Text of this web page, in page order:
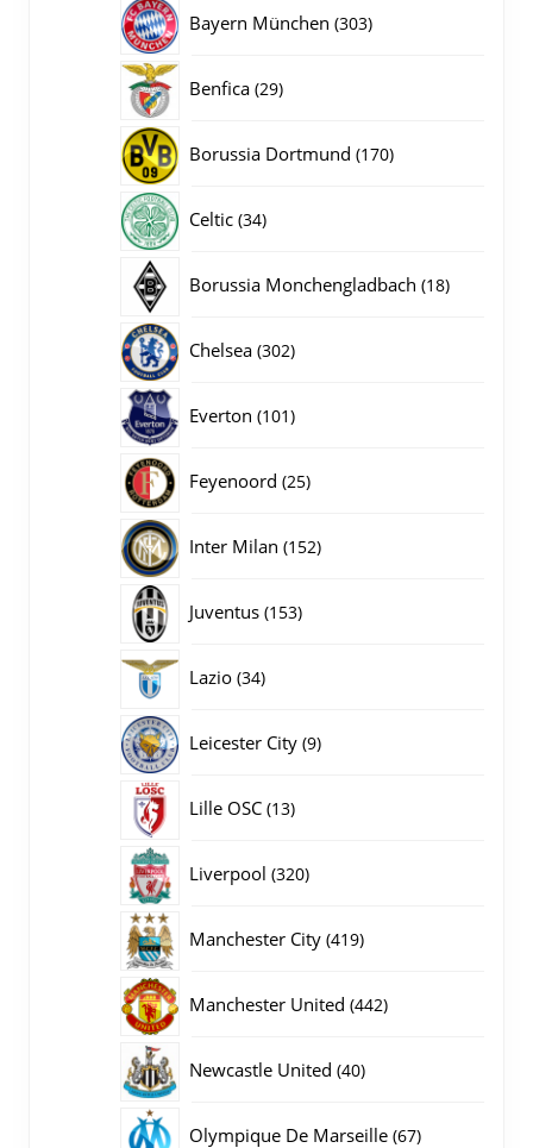
Bayern München 303303
Benfica 2929
Borussia Dortmund 170170
Celtic 3434
Borussia Monchengladbach 1818
Chelsea 302302
Everton 101101
Feyenoord 2525
Inter Milan 152152
Juventus 153153
Lazio 3434
Leicester City 99
Lille OSC 1313
Liverpool 320320
Manchester City 419419
Manchester United 442442
Newcastle United 4040
Olympique De Marseille 6767